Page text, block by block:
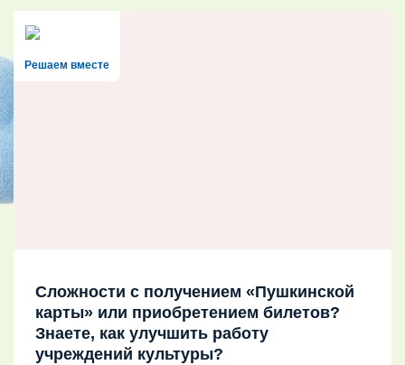
Решаем вместе
Сложности с получением «Пушкинской
карты» или приобретением билетов?
Знаете, как улучшить работу
учреждений культуры?